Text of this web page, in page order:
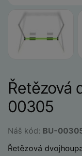
Řetězová
00305
Náš kód: BU-
Řetězová